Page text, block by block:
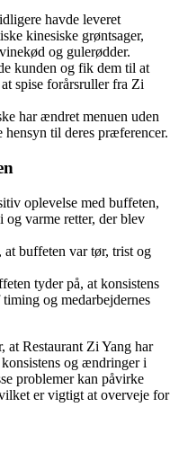
havde leveret
kinesiske grøntsager,
og gulerødder.
kunden og fik dem til at
spise forårsruller fra Zi
har ændret menuen uden
hensyn til deres præferencer.
oplevelse med buffeten,
og varme retter, der blev
at buffeten var tør, trist og
tyder på, at konsistens
og medarbejdernes
at Restaurant Zi Yang har
og ændringer i
problemer kan påvirke
er vigtigt at overveje for